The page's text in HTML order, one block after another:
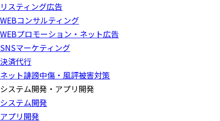
リスティング広告
WEBコンサルティング
WEBプロモーション・ネット広告
SNSマーケティング
決済代行
ネット誹謗中傷・風評被害対策
システム開発・アプリ開発
システム開発
アプリ開発